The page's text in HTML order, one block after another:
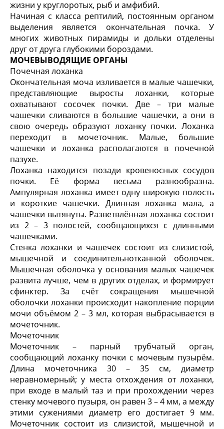
жизни у круглоротых, рыб и амфибий.
Начиная с класса рептилий, постоянным органом
выделения является окончательная почка. У
многих животных пирамиды и дольки отделены
друг от друга глубокими бороздами.
МОЧЕВЫВОДЯЩИЕ ОРГАНЫ
Почечная лоханка
Окончательная моча изливается в малые чашечки,
представляющие выросты лоханки, которые
охватывают сосочек почки. Две – три малые
чашечки сливаются в большие чашечки, а они в
свою очередь образуют лоханку почки. Лоханка
переходит в мочеточник. Малые, большие
чашечки и лоханка располагаются в почечной
пазухе.
Лоханка находится позади кровеносных сосудов
почки. Её форма весьма разнообразна.
Ампулярная лоханка имеет одну широкую полость
и короткие чашечки. Длинная лоханка мала, а
чашечки вытянуты. Разветвлённая лоханка состоит
из 2 – 3 полостей, сообщающихся с длинными
чашечками.
Стенка лоханки и чашечек состоит из слизистой,
мышечной и соединительнотканной оболочек.
Мышечная оболочка у основания малых чашечек
развита лучше, чем в других отделах, и формирует
сфинктер. За счёт сокращения мышечной
оболочки лоханки происходит накопление порции
мочи объёмом 2 – 3 мл, которая выбрасывается в
мочеточник.
Мочеточник
Мочеточник – парный трубчатый орган,
сообщающий лоханку почки с мочевым пузырём.
Длина мочеточника 30 – 35 см, диаметр
неравномерный; у места отхождения от лоханки,
при входе в малый таз и при прохождении через
стенку мочевого пузыря, он равен 3 – 4 мм, а между
этими сужениями диаметр его достигает 9 мм.
Мочеточник состоит из слизистой, мышечной и